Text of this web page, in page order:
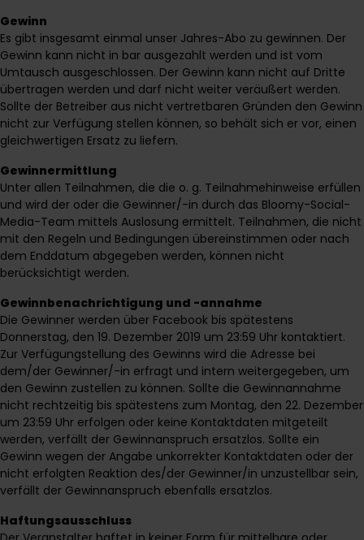
Gewinn
Es gibt insgesamt einmal unser Jahres-Abo zu gewinnen. Der
Gewinn kann nicht in bar ausgezahlt werden und ist vom
Umtausch ausgeschlossen. Der Gewinn kann nicht auf Dritte
übertragen werden und darf nicht weiter veräußert werden.
Sollte der Betreiber aus nicht vertretbaren Gründen den Gewinn
nicht zur Verfügung stellen können, so behält sich er vor, einen
gleichwertigen Ersatz zu liefern.
Gewinnermittlung
Unter allen Teilnahmen, die die o. g. Teilnahmehinweise erfüllen
und wird der oder die Gewinner/-in durch das Bloomy-Social-
Media-Team mittels Auslosung ermittelt. Teilnahmen, die nicht
mit den Regeln und Bedingungen übereinstimmen oder nach
dem Enddatum abgegeben werden, können nicht
berücksichtigt werden.
Gewinnbenachrichtigung und -annahme
Die Gewinner werden über Facebook bis spätestens
Donnerstag, den 19. Dezember 2019 um 23:59 Uhr kontaktiert.
Zur Verfügungstellung des Gewinns wird die Adresse bei
dem/der Gewinner/-in erfragt und intern weitergegeben, um
den Gewinn zustellen zu können. Sollte die Gewinnannahme
nicht rechtzeitig bis spätestens zum Montag, den 22. Dezember
um 23:59 Uhr erfolgen oder keine Kontaktdaten mitgeteilt
werden, verfällt der Gewinnanspruch ersatzlos. Sollte ein
Gewinn wegen der Angabe unkorrekter Kontaktdaten oder der
nicht erfolgten Reaktion des/der Gewinner/in unzustellbar sein,
verfällt der Gewinnanspruch ebenfalls ersatzlos.
Haftungsausschluss